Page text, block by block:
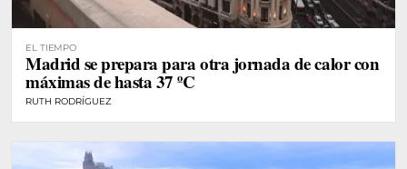
EL TIEMPO
Madrid se prepara para otra jornada de calor con
máximas de hasta 37 ºC
RUTH RODRÍGUEZ